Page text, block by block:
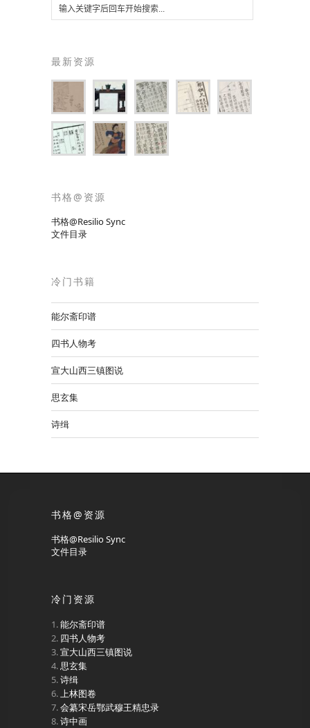
最新资源
书格@资源
书格@Resilio Sync
文件目录
冷门书籍
能尔斋印谱
四书人物考
宣大山西三镇图说
思玄集
诗缉
书格@资源
书格@Resilio Sync
文件目录
冷门资源
能尔斋印谱
四书人物考
宣大山西三镇图说
思玄集
诗缉
上林图卷
会纂宋岳鄂武穆王精忠录
诗中画